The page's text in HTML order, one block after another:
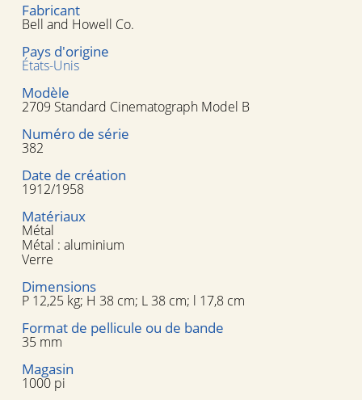
Fabricant
Bell and Howell Co.
Pays d'origine
États-Unis
Modèle
2709 Standard Cinematograph Model B
Numéro de série
382
Date de création
1912/1958
Matériaux
Métal
Métal : aluminium
Verre
Dimensions
P 12,25 kg; H 38 cm; L 38 cm; l 17,8 cm
Format de pellicule ou de bande
35 mm
Magasin
1000 pi